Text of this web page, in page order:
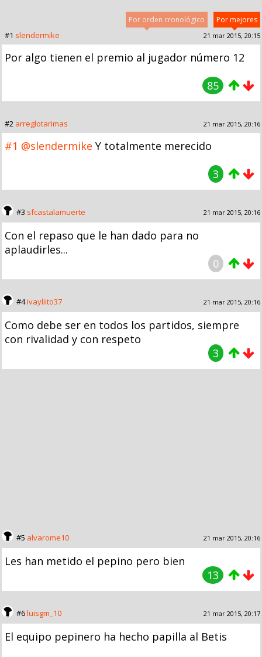
Por mejores
Por orden cronológico
#1 slendermike 21 mar 2015, 20:15
Por algo tienen el premio al jugador número 12
85
#2 arreglotarimas 21 mar 2015, 20:16
#1 @slendermike Y totalmente merecido
3
#3 sfcastalamuerte 21 mar 2015, 20:16
Con el repaso que le han dado para no
aplaudirles...
0
#4ivayliito37 21 mar 2015, 20:16
Como debe ser en todos los partidos, siempre
con rivalidad y con respeto
3
#5 alvarome10 21 mar 2015, 20:16
Les han metido el pepino pero bien
13
#6luisgm_10 21 mar 2015, 20:17
El equipo pepinero ha hecho papilla al Betis